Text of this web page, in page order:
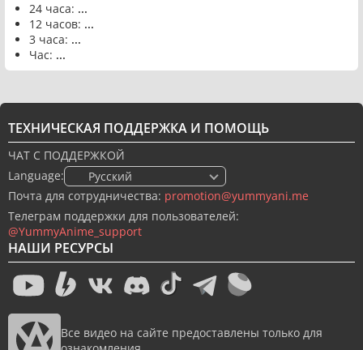
24 часа: ...
12 часов: ...
3 часа: ...
Час: ...
НАШИ РЕСУРСЫ
Все видео на сайте предоставлены только для
ТЕХНИЧЕСКАЯ ПОДДЕРЖКА И ПОМОЩЬ
ЧАТ С ПОДДЕРЖКОЙ
Language:
🇷🇺 Русский
Почта для сотрудничества: promotion@yummyani.me
Телеграм поддержки для пользователей:
@YummyAnime_support